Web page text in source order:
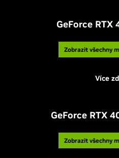
GeForce RTX
Zobrazit všechny
Více
GeForce RTX
Zobrazit všechny